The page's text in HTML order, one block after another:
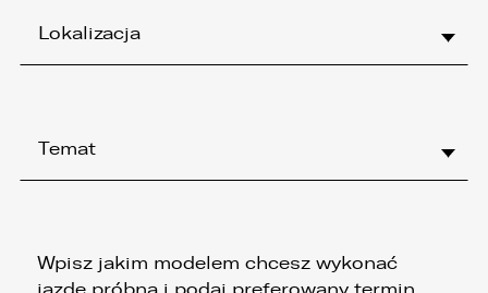
Lokalizacja
Temat